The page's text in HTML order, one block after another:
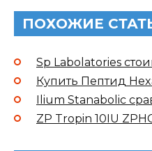
ПОХОЖИЕ
Sp Labolatories
Купить Пептид
Ilium Stanabolic
ZP Tropin 10IU